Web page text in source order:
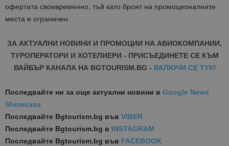
офертата своевременно, тъй като броят на промоционалните
места е ограничен.
ЗА АКТУАЛНИ НОВИНИ И ПРОМОЦИИ НА АВИОКОМПАНИИ,
ТУРОПЕРАТОРИ И ХОТЕЛИЕРИ - ПРИСЪЕДИНЕТЕ СЕ КЪМ
ВАЙБЪР КАНАЛА НА BGTOURISM.BG - ВКЛЮЧИ СЕ ТУК!
Последвайте ни за още актуални новини в Google News
Showcase
Последвайте Bgtourism.bg във VIBER
Последвайте Bgtourism.bg в INSTAGRAM
Последвайте Bgtourism.bg във FACEBOOK